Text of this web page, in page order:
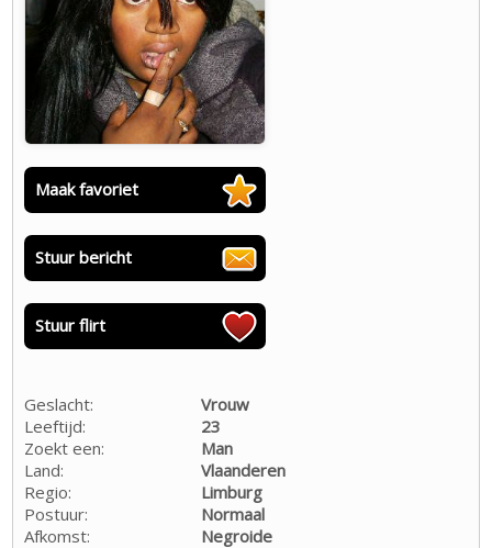
Maak favoriet
Stuur bericht
Stuur flirt
Geslacht:
Vrouw
Leeftijd:
23
Zoekt een:
Man
Land:
Vlaanderen
Regio:
Limburg
Postuur:
Normaal
Afkomst:
Negroide